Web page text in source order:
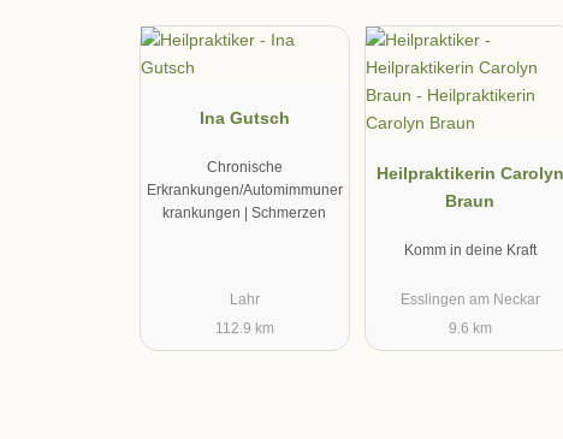
Ina Gutsch
Chronische
Erkrankungen/Automimmuner
krankungen | Schmerzen
Lahr
112.9 km
Heilpraktikerin Carolyn
Braun
Komm in deine Kraft
Esslingen am Neckar
9.6 km